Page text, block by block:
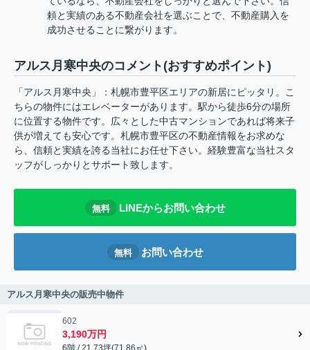
頼と実績のある不動産会社を選ぶことで、不動産購入を
成功させることに繋がります。
アルス月寒中央のコメント(おすすめポイント)
「アルス月寒中央」：札幌市豊平区エリアの新居にピッタリ。こ
ちらの物件にはエレベーターがあります。駅から徒歩6分の場所
に位置する物件です。広々とした中古マンションであれば将来子
供が増えても安心です。札幌市豊平区の不動産情報をお求めな
ら、信頼と実績を誇る当社にお任せ下さい。経験豊富な当社スタ
ッフがしっかりとサポート致します。
無料 LINEからお問い合わせ
無料 お問い合わせ
アルス月寒中央の販売中物件
602
3,190万円
6階 / 21.73坪(71.86㎡)